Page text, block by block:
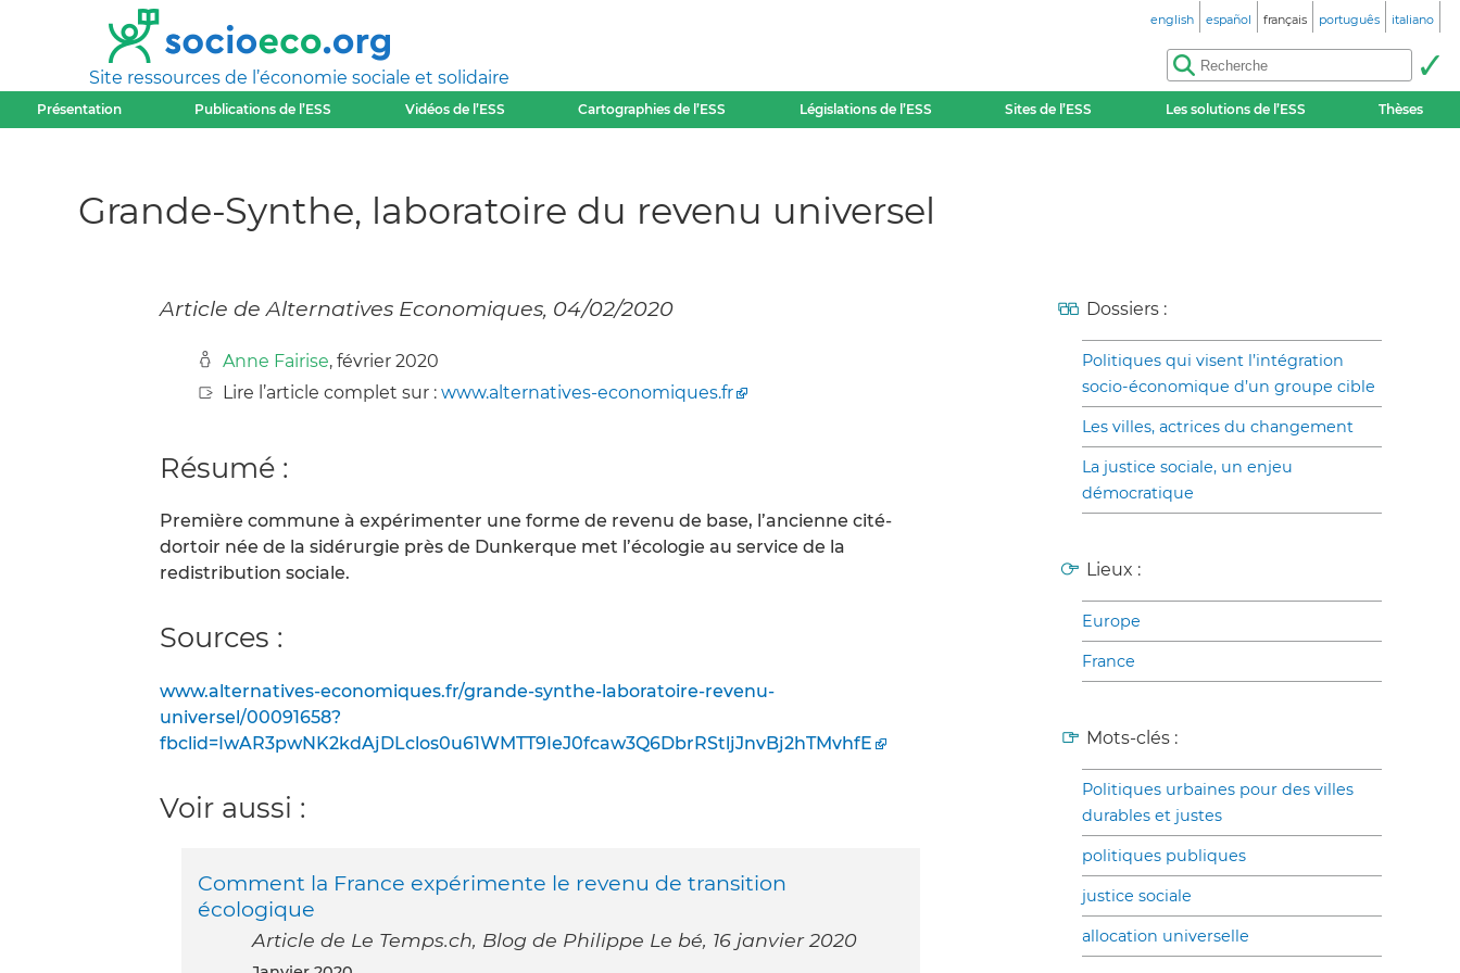
Site ressources de l’économie sociale et solidaire
english español français português italiano
Présentation Publications de l’ESS Vidéos de l’ESS Cartographies de l’ESS Législations de l’ESS Sites de l’ESS Les solutions de l’ESS Thèses
Grande-Synthe, laboratoire du revenu universel
Article de Alternatives Economiques, 04/02/2020
Anne Fairise, février 2020
Lire l’article complet sur : www.alternatives-economiques.fr
Résumé :
Première commune à expérimenter une forme de revenu de base, l’ancienne cité-
dortoir née de la sidérurgie près de Dunkerque met l’écologie au service de la
redistribution sociale.
Sources :
www.alternatives-economiques.fr/grande-synthe-laboratoire-revenu-
universel/00091658?
fbclid=IwAR3pwNK2kdAjDLclos0u61WMTT9IeJ0fcaw3Q6DbrRStljJnvBj2hTMvhfE
Voir aussi :
Comment la France expérimente le revenu de transition
écologique
Article de Le Temps.ch, Blog de Philippe Le bé, 16 janvier 2020
Dossiers :
Politiques qui visent l’intégration
socio-économique d’un groupe cible
Les villes, actrices du changement
La justice sociale, un enjeu
démocratique
Lieux :
Europe
France
Mots-clés :
Politiques urbaines pour des villes
durables et justes
politiques publiques
justice sociale
allocation universelle